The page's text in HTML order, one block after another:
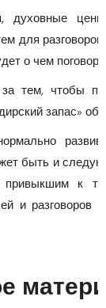
для
о чем
тем, чтобы
запас»
быть и
привыкшим к
разговоров